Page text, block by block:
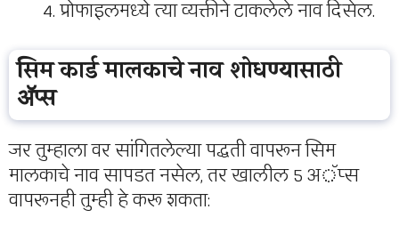
प्रोफाइलमध्ये त्या व्यक्तीने टाकलेले नाव दिसेल.
सिम कार्ड मालकाचे नाव शोधण्यासाठी
ॲप्स
जर तुम्हाला वर सांगितलेल्या पद्धती वापरून सिम
मालकाचे नाव सापडत नसेल, तर खालील 5 अॅप्स
वापरूनही तुम्ही हे करू शकता: